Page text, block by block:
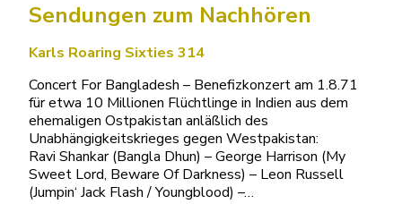
Sendungen zum Nachhören
Karls Roaring Sixties 314
Concert For Bangladesh – Benefizkonzert am 1.8.71
für etwa 10 Millionen Flüchtlinge in Indien aus dem
ehemaligen Ostpakistan anläßlich des
Unabhängigkeitskrieges gegen Westpakistan:
Ravi Shankar (Bangla Dhun) – George Harrison (My
Sweet Lord, Beware Of Darkness) – Leon Russell
(Jumpin‘ Jack Flash / Youngblood) –…